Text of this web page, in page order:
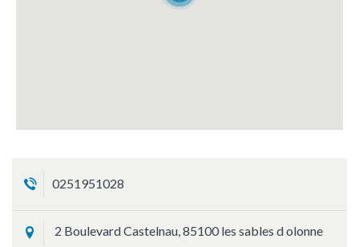
0251951028
2 Boulevard Castelnau, 85100 les sables d olonne